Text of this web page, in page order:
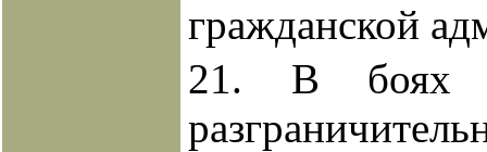
гражданской
21. В боях с